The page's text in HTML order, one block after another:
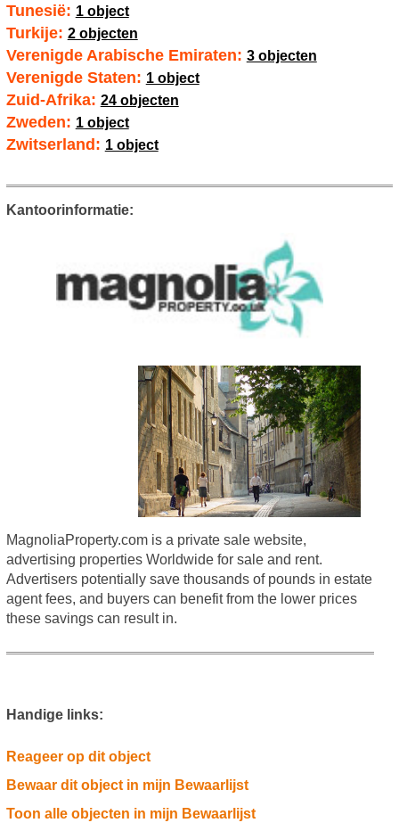
Tunesië: 1 object
Turkije: 2 objecten
Verenigde Arabische Emiraten: 3 objecten
Verenigde Staten: 1 object
Zuid-Afrika: 24 objecten
Zweden: 1 object
Zwitserland: 1 object
Kantoorinformatie:
MagnoliaProperty.com is a private sale website,
advertising properties Worldwide for sale and rent.
Advertisers potentially save thousands of pounds in estate
agent fees, and buyers can benefit from the lower prices
these savings can result in.
Handige links:
Reageer op dit object
Bewaar dit object in mijn Bewaarlijst
Toon alle objecten in mijn Bewaarlijst